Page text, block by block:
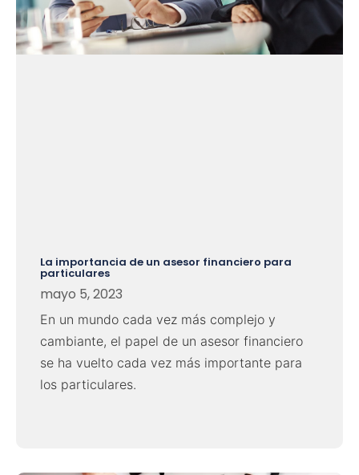
La importancia de un asesor financiero para
particulares
mayo 5, 2023
En un mundo cada vez más complejo y
cambiante, el papel de un asesor financiero
se ha vuelto cada vez más importante para
los particulares.